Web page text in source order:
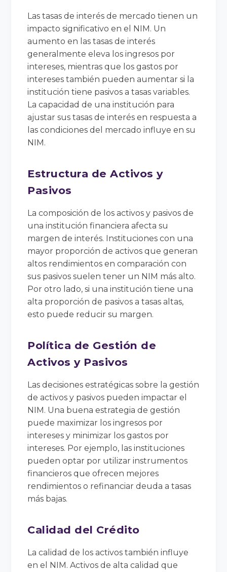
Las tasas de interés de mercado tienen un
impacto significativo en el NIM. Un
aumento en las tasas de interés
generalmente eleva los ingresos por
intereses, mientras que los gastos por
intereses también pueden aumentar si la
institución tiene pasivos a tasas variables.
La capacidad de una institución para
ajustar sus tasas de interés en respuesta a
las condiciones del mercado influye en su
NIM.
Estructura de Activos y
Pasivos
La composición de los activos y pasivos de
una institución financiera afecta su
margen de interés. Instituciones con una
mayor proporción de activos que generan
altos rendimientos en comparación con
sus pasivos suelen tener un NIM más alto.
Por otro lado, si una institución tiene una
alta proporción de pasivos a tasas altas,
esto puede reducir su margen.
Política de Gestión de
Activos y Pasivos
Las decisiones estratégicas sobre la gestión
de activos y pasivos pueden impactar el
NIM. Una buena estrategia de gestión
puede maximizar los ingresos por
intereses y minimizar los gastos por
intereses. Por ejemplo, las instituciones
pueden optar por utilizar instrumentos
financieros que ofrecen mejores
rendimientos o refinanciar deuda a tasas
más bajas.
Calidad del Crédito
La calidad de los activos también influye
en el NIM. Activos de alta calidad que